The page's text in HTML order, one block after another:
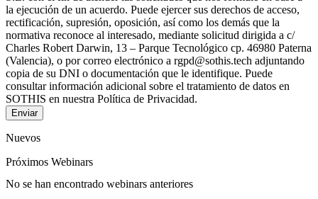
la ejecución de un acuerdo. Puede ejercer sus derechos de acceso,
rectificación, supresión, oposición, así como los demás que la
normativa reconoce al interesado, mediante solicitud dirigida a c/
Charles Robert Darwin, 13 – Parque Tecnológico cp. 46980 Paterna
(Valencia), o por correo electrónico a rgpd@sothis.tech adjuntando
copia de su DNI o documentación que le identifique. Puede
consultar información adicional sobre el tratamiento de datos en
SOTHIS en nuestra Política de Privacidad.
Enviar
Nuevos
Próximos Webinars
No se han encontrado webinars anteriores